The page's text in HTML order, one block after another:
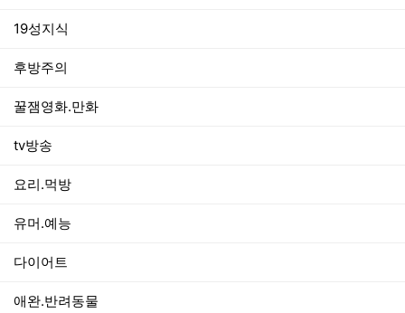
19성지식
후방주의
꿀잼영화.만화
tv방송
요리.먹방
유머.예능
다이어트
애완.반려동물